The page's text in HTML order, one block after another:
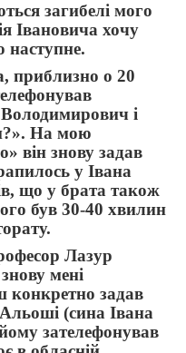
загибелі мого
Івановича хочу
наступне.
приблизно о 20
і
На мою
він знову задав
у Івана
що у брата також
був 30-40 хвилин
Лазур
мені
конкретно задав
(сина Івана
зателефонував